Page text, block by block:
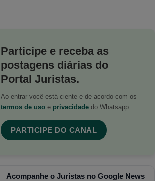
Participe e receba as
postagens diárias do
Portal Juristas.
Ao entrar você está ciente e de acordo com os
termos de uso e privacidade do Whatsapp.
PARTICIPE DO CANAL
Acompanhe o Juristas no Google News